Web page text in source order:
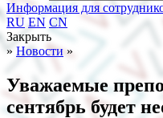
Информация для
RU EN CN
Закрыть
» Новости »
Уважаемые
сентябрь будет